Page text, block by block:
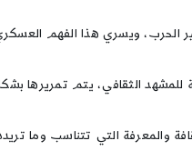
الحرب، ويسري هذا الفهم
للمشهد الثقافي، يتم
والمعرفة التي تتناسب وما